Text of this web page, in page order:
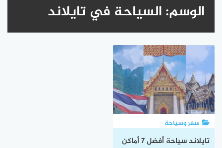
الوسم:السياحة في تايلاند
سفر وسياحة
تايلاند سياحة أفضل 7 أماكن